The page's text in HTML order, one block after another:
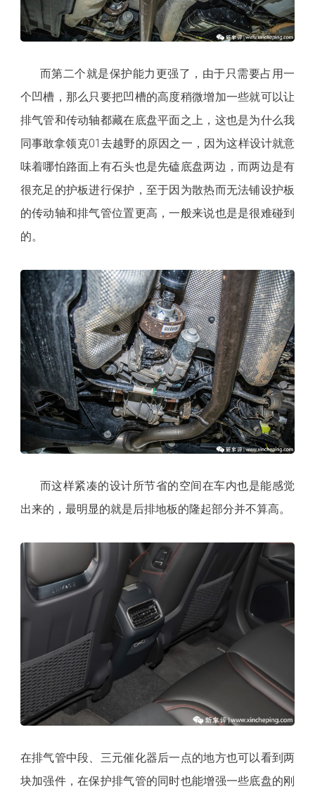
而第二个就是保护能力更强了，由于只需要占用一
个凹槽，那么只要把凹槽的高度稍微增加一些就可以让
排气管和传动轴都藏在底盘平面之上，这也是为什么我
同事敢拿领克01去越野的原因之一，因为这样设计就意
味着哪怕路面上有石头也是先磕底盘两边，而两边是有
很充足的护板进行保护，至于因为散热而无法铺设护板
的传动轴和排气管位置更高，一般来说也是是很难碰到
的。
而这样紧凑的设计所节省的空间在车内也是能感觉
出来的，最明显的就是后排地板的隆起部分并不算高。
在排气管中段、三元催化器后一点的地方也可以看到两
块加强件，在保护排气管的同时也能增强一些底盘的刚